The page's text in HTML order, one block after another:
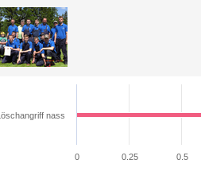
nass
0 0.25 0.5